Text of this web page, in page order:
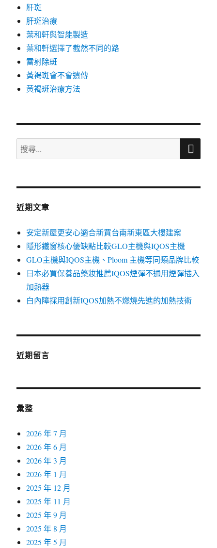
肝斑
肝斑治療
葉和軒與智能製造
葉和軒選擇了截然不同的路
雷射除斑
黃褐斑會不會遺傳
黃褐斑治療方法
搜
尋
鍵
搜
近期文章
安定新屋更安心適合新買台南新東區大樓建案
隱形鐵窗核心優缺點比較GLO主機與IQOS主機
GLO主機與IQOS主機、Ploom 主機等同類品牌比較
日本必買保養品藥妝推薦IQOS煙彈不通用煙彈插入
加熱器
白內障採用創新IQOS加熱不燃燒先進的加熱技術
近期留言
彙整
2026 年 7 月
2026 年 6 月
2026 年 3 月
2026 年 1 月
2025 年 12 月
2025 年 11 月
2025 年 9 月
2025 年 8 月
2025 年 5 月